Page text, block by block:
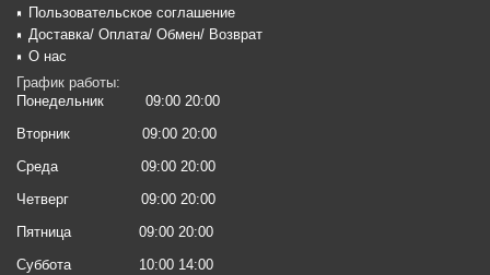
Пользовательское соглашение
Доставка/ Оплата/ Обмен/ Возврат
О нас
График работы:
Понедельник
09:00 20:00
Вторник
09:00 20:00
Среда
09:00 20:00
Четверг
09:00 20:00
Пятница
09:00 20:00
Суббота
10:00 14:00